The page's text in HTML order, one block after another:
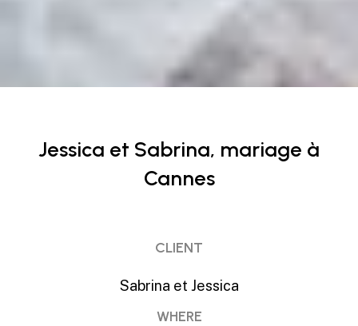
Jessica et Sabrina
Jessica et Sabrina, mariage à
Cannes
CLIENT
Sabrina et Jessica
WHERE